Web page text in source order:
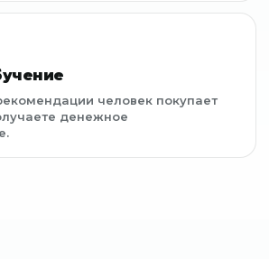
человек покупает
денежное